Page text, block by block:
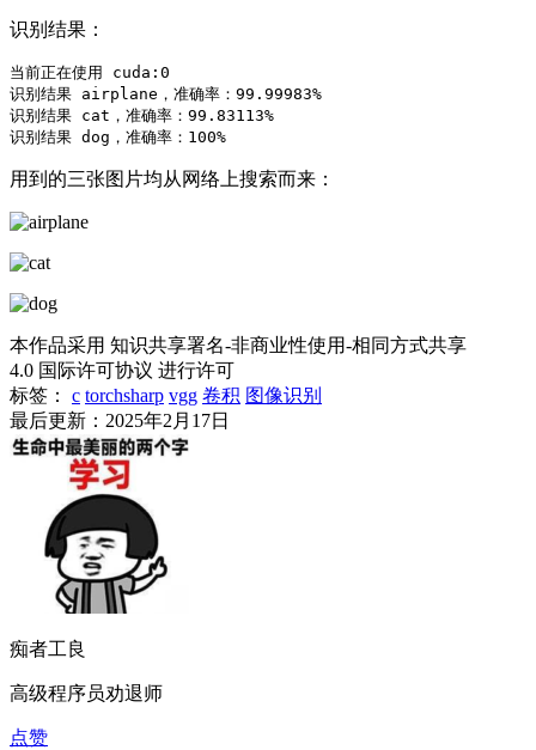
识别结果：
当前正在使用 cuda:0
识别结果 airplane，准确率：99.99983%
识别结果 cat，准确率：99.83113%
识别结果 dog，准确率：100%
用到的三张图片均从网络上搜索而来：
本作品采用 知识共享署名-非商业性使用-相同方式共享
4.0 国际许可协议 进行许可
标签：
c torchsharp vgg 卷积 图像识别
最后更新：2025年2月17日
痴者工良
高级程序员劝退师
点赞